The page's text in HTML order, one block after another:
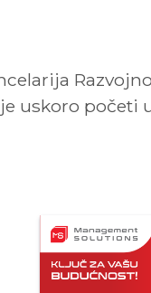
uskoro početi